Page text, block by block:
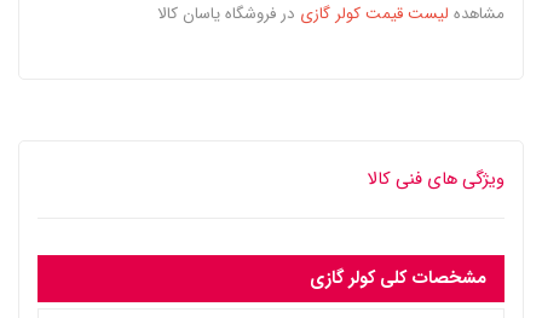
مشاهده لیست قیمت کولر گازی در فروشگاه یاسان کالا
ویژگی های فنی کالا
مشخصات کلی کولر گازی